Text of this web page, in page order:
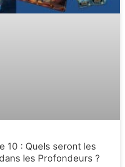
10 : Quels seront les
les Profondeurs ?